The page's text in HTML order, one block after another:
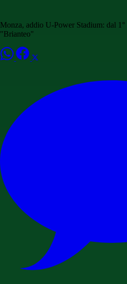
Monza, addio U-Power Stadium: dal
"Brianteo"